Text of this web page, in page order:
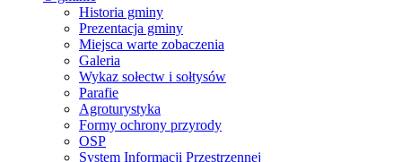
Historia gminy
Prezentacja gminy
Miejsca warte zobaczenia
Galeria
Wykaz sołectw i sołtysów
Parafie
Agroturystyka
Formy ochrony przyrody
OSP
System Informacji Przestrzennej